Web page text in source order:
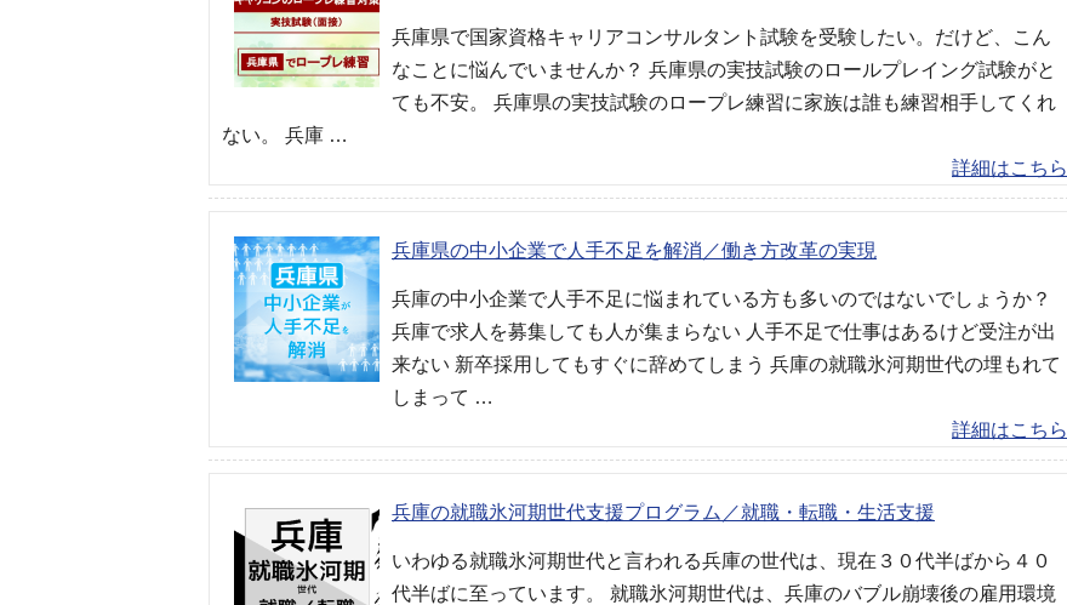
兵庫県で国家資格キャリアコンサルタント試験を受験したい。だけど、こん
なことに悩んでいませんか？ 兵庫県の実技試験のロールプレイング試験がと
ても不安。 兵庫県の実技試験のロープレ練習に家族は誰も練習相手してくれ
ない。 兵庫 …
詳細はこちら
兵庫県の中小企業で人手不足を解消／働き方改革の実現
兵庫の中小企業で人手不足に悩まれている方も多いのではないでしょうか？
兵庫で求人を募集しても人が集まらない 人手不足で仕事はあるけど受注が出
来ない 新卒採用してもすぐに辞めてしまう 兵庫の就職氷河期世代の埋もれて
しまって …
詳細はこちら
兵庫の就職氷河期世代支援プログラム／就職・転職・生活支援
いわゆる就職氷河期世代と言われる兵庫の世代は、現在３０代半ばから４０
代半ばに至っています。 就職氷河期世代は、兵庫のバブル崩壊後の雇用環境